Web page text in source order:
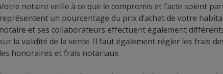
notaire veille à ce que le compromis et l’acte soient
représentent un pourcentage du prix d’achat de votre
notaire et ses collaborateurs effectuent également
sur la validité de la vente. Il faut également régler les frais
les honoraires et frais notariaux.